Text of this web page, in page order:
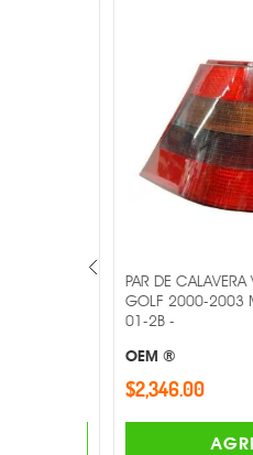
PAR DE CALAVERA
GOLF 2000-2003
01-2B -
OEM ®
$2,346.00